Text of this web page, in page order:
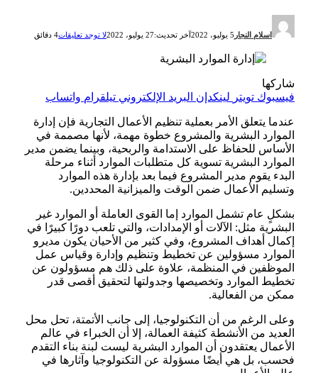
اسلام النجار 5 يوليو، 2022 آخر تحديث:27 يوليو، 2022 لا توجد تعليقات4 دقائق
شاركها
فيسبوك تويتر لينكدإن البريد الإلكتروني تيلقرام واتساب
عندما يتعلق الأمر بعملية تنظيم الأعمال التجارية فإن إدارة
الموارد البشرية والمشروع خطوة مهمة، لأنها مصممة في
الأساس للحفاظ على الاستدامة والربحية، وبينما يضمن مدير
الموارد البشرية تسوية كل متطلبات الموارد أثناء مرحلة
البدء يقوم مدير المشروع فيما بعد بإدارة هذه الموارد
وتسليم الأعمال ضمن الوقت والميزانية المحددين.
بشكلٍ عام تشمل الموارد إما القوى العاملة أو الموارد غير
البشرية مثل: الآلات أو الإمدادات، والتي تلعب دورًا كبيرًا في
إكمال أهداف المشروع، وفي كثير من الأحيان يكون مديرو
الموارد مسؤولين عن تخطيط وتنظيم وإدارة وقياس عمل
الموظفين في المنظمة، علاوة على ذلك هم مسؤولون عن
تخطيط الموارد وتخصيصها وجدولتها لتحقيق أقصى قدر
ممكن من الفعالية.
وعلى الرغم من أن التكنولوجيا، إلى جانب الأتمتة، تحل محل
العديد من الأنشطة كثيفة العمالة، إلا أن الخبراء في عالم
الأعمال يعتقدون أن الموارد البشرية ليست لبنة بناء التقدم
فحسب، بل هي أيضًا مسؤولة عن التكنولوجيا وآثارها في